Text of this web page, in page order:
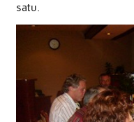
satu.